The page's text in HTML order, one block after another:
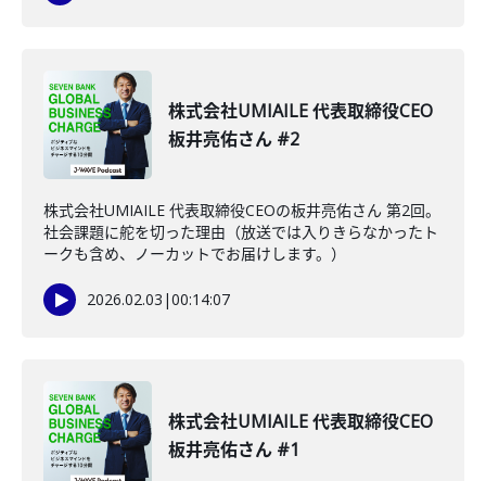
株式会社UMIAILE 代表取締役CEO
板井亮佑さん #2
株式会社UMIAILE 代表取締役CEOの板井亮佑さん 第2回。
社会課題に舵を切った理由（放送では入りきらなかったト
ークも含め、ノーカットでお届けします。）
2026.02.03 |00:14:07
株式会社UMIAILE 代表取締役CEO
板井亮佑さん #1